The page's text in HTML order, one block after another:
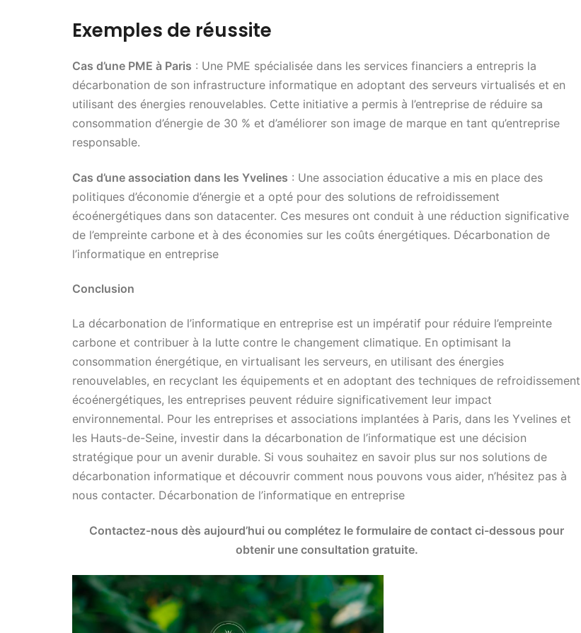
Exemples de réussite
Cas d’une PME à Paris : Une PME spécialisée dans les services financiers a entrepris la
décarbonation de son infrastructure informatique en adoptant des serveurs virtualisés et en
utilisant des énergies renouvelables. Cette initiative a permis à l’entreprise de réduire sa
consommation d’énergie de 30 % et d’améliorer son image de marque en tant qu’entreprise
responsable.
Cas d’une association dans les Yvelines : Une association éducative a mis en place des
politiques d’économie d’énergie et a opté pour des solutions de refroidissement
écoénergétiques dans son datacenter. Ces mesures ont conduit à une réduction significative
de l’empreinte carbone et à des économies sur les coûts énergétiques. Décarbonation de
l’informatique en entreprise
Conclusion
La décarbonation de l’informatique en entreprise est un impératif pour réduire l’empreinte
carbone et contribuer à la lutte contre le changement climatique. En optimisant la
consommation énergétique, en virtualisant les serveurs, en utilisant des énergies
renouvelables, en recyclant les équipements et en adoptant des techniques de refroidissement
écoénergétiques, les entreprises peuvent réduire significativement leur impact
environnemental. Pour les entreprises et associations implantées à Paris, dans les Yvelines et
les Hauts-de-Seine, investir dans la décarbonation de l’informatique est une décision
stratégique pour un avenir durable. Si vous souhaitez en savoir plus sur nos solutions de
décarbonation informatique et découvrir comment nous pouvons vous aider, n’hésitez pas à
nous contacter. Décarbonation de l’informatique en entreprise
Contactez-nous dès aujourd’hui ou complétez le formulaire de contact ci-dessous pour
obtenir une consultation gratuite.